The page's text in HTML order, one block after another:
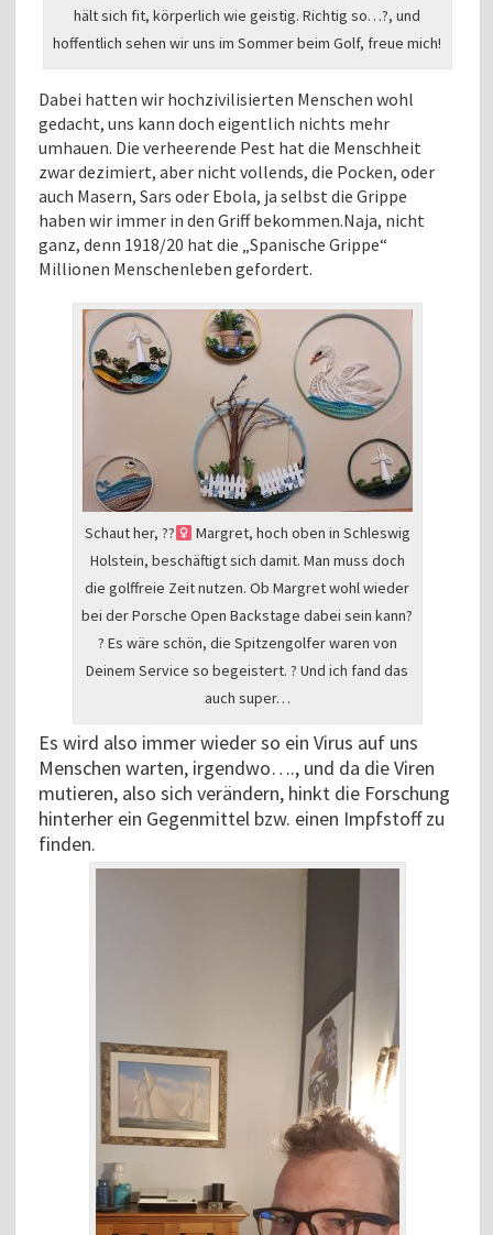
hält sich fit, körperlich wie geistig. Richtig so…?, und
hoffentlich sehen wir uns im Sommer beim Golf, freue mich!
Dabei hatten wir hochzivilisierten Menschen wohl
gedacht, uns kann doch eigentlich nichts mehr
umhauen. Die verheerende Pest hat die Menschheit
zwar dezimiert, aber nicht vollends, die Pocken, oder
auch Masern, Sars oder Ebola, ja selbst die Grippe
haben wir immer in den Griff bekommen.Naja, nicht
ganz, denn 1918/20 hat die „Spanische Grippe“
Millionen Menschenleben gefordert.
Schaut her, ??‍
Margret, hoch oben in Schleswig
Holstein, beschäftigt sich damit. Man muss doch
die golffreie Zeit nutzen. Ob Margret wohl wieder
bei der Porsche Open Backstage dabei sein kann?
? Es wäre schön, die Spitzengolfer waren von
Deinem Service so begeistert. ? Und ich fand das
auch super…
Es wird also immer wieder so ein Virus auf uns
Menschen warten, irgendwo…., und da die Viren
mutieren, also sich verändern, hinkt die Forschung
hinterher ein Gegenmittel bzw. einen Impfstoff zu
finden.